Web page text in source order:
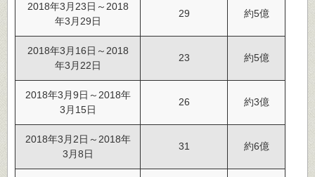
2018年3月23日～2018
年3月29日
29 約5億
2018年3月16日～2018
年3月22日
23 約5億
2018年3月9日～2018年
3月15日
26 約3億
2018年3月2日～2018年
3月8日
31 約6億